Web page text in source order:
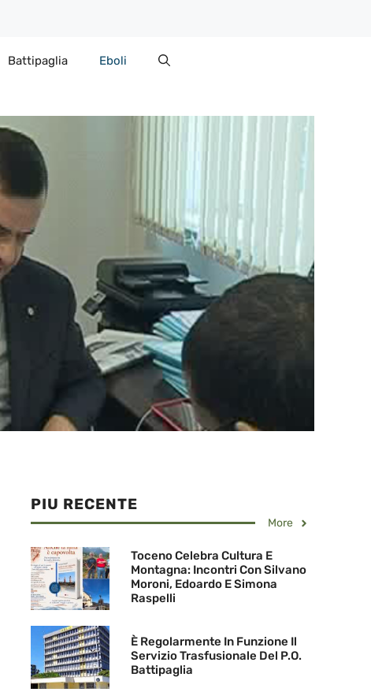
Battipaglia Eboli
PIU RECENTE
More
Toceno Celebra Cultura E
Montagna: Incontri Con Silvano
Moroni, Edoardo E Simona
Raspelli
È Regolarmente In Funzione Il
Servizio Trasfusionale Del P.O.
Battipaglia